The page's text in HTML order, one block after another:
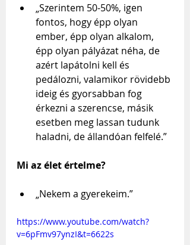
„Szerintem 50-50%, igen
fontos, hogy épp olyan
ember, épp olyan alkalom,
épp olyan pályázat néha, de
azért lapátolni kell és
pedálozni, valamikor rövidebb
ideig és gyorsabban fog
érkezni a szerencse, másik
esetben meg lassan tudunk
haladni, de állandóan felfelé.”
Mi az élet értelme?
„Nekem a gyerekeim.”
https://www.youtube.com/watch?
v=6pFmv97ynzI&t=6622s